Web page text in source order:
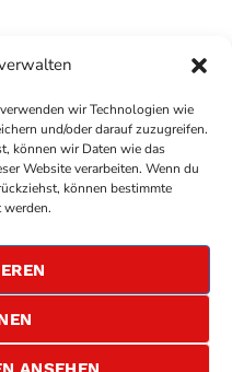
wir Technologien wie
und/oder darauf zuzugreifen.
können wir Daten wie das
Website verarbeiten. Wenn du
können bestimmte
ALLGEMEINE GESCHÄFTSBEDINGUNGEN